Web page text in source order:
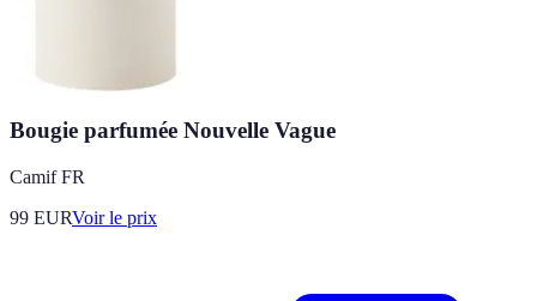
Bougie parfumée Nouvelle Vague
Camif FR
99 EURVoir le prix